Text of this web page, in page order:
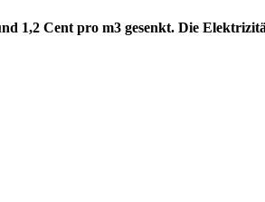
1,2 Cent pro m3 gesenkt. Die